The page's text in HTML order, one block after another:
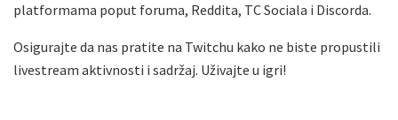
platformama poput foruma, Reddita, TC Sociala i Discorda.
Osigurajte da nas pratite na Twitchu kako ne biste propustili
livestream aktivnosti i sadržaj. Uživajte u igri!